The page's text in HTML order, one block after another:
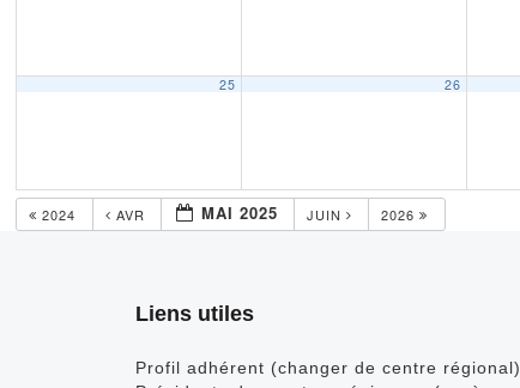
25 26
2024 AVR MAI 2025 JUIN 2026
Liens utiles
Profil adhérent (changer de centre régional)